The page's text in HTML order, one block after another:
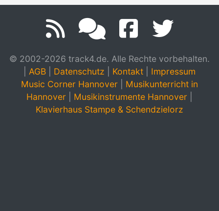
© 2002-2026 track4.de. Alle Rechte vorbehalten.
AGB Datenschutz Kontakt
Impressum
Music Corner Hannover
Musikunterricht in
Hannover
Musikinstrumente Hannover
Klavierhaus Stampe & Schendzielorz